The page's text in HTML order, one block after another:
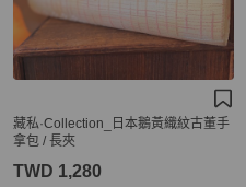
藏私·Collection_日本鵝黃織紋古董手
拿包 / 長夾
TWD 1,280